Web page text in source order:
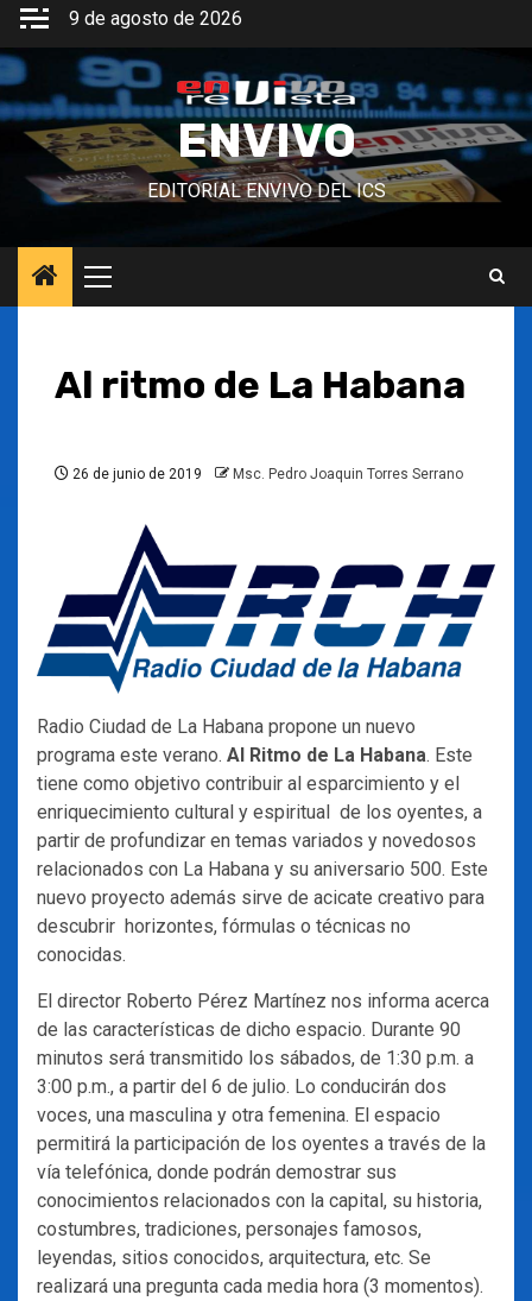
Saltar
contenido
9 de agosto de 2026
ENVIVO
EDITORIAL ENVIVO DEL ICS
Menú
principal
Al ritmo de La Habana
26 de junio de 2019 Msc. Pedro Joaquin Torres Serrano
Radio Ciudad de La Habana propone un nuevo
programa este verano. Al Ritmo de La Habana. Este
tiene como objetivo contribuir al esparcimiento y el
enriquecimiento cultural y espiritual de los oyentes, a
partir de profundizar en temas variados y novedosos
relacionados con La Habana y su aniversario 500. Este
nuevo proyecto además sirve de acicate creativo para
descubrir horizontes, fórmulas o técnicas no
conocidas.
El director Roberto Pérez Martínez nos informa acerca
de las características de dicho espacio. Durante 90
minutos será transmitido los sábados, de 1:30 p.m. a
3:00 p.m., a partir del 6 de julio. Lo conducirán dos
voces, una masculina y otra femenina. El espacio
permitirá la participación de los oyentes a través de la
vía telefónica, donde podrán demostrar sus
conocimientos relacionados con la capital, su historia,
costumbres, tradiciones, personajes famosos,
leyendas, sitios conocidos, arquitectura, etc. Se
realizará una pregunta cada media hora (3 momentos).